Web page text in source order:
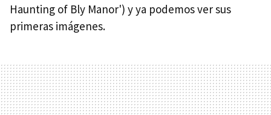
Haunting of Bly Manor') y ya podemos ver sus
primeras imágenes.